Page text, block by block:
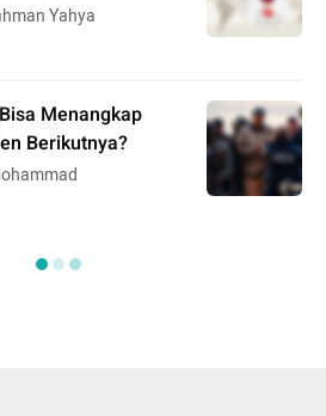
Yahya
Menangkap
Berikutnya?